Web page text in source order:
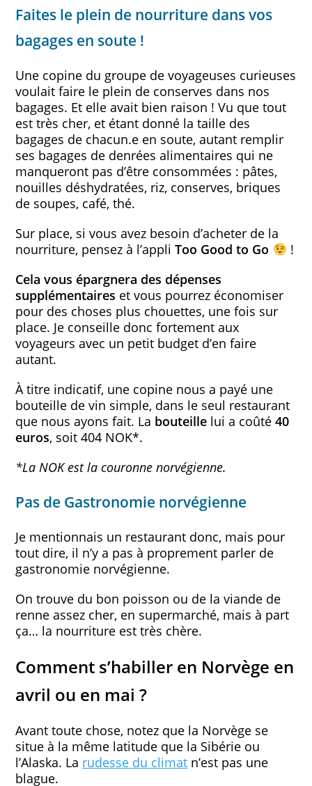
Faites le plein de nourriture dans vos
bagages en soute !
Une copine du groupe de voyageuses curieuses
voulait faire le plein de conserves dans nos
bagages. Et elle avait bien raison ! Vu que tout
est très cher, et étant donné la taille des
bagages de chacun.e en soute, autant remplir
ses bagages de denrées alimentaires qui ne
manqueront pas d’être consommées : pâtes,
nouilles déshydratées, riz, conserves, briques
de soupes, café, thé.
Sur place, si vous avez besoin d’acheter de la
nourriture, pensez à l’appli Too Good to Go
!
Cela vous épargnera des dépenses
supplémentaires et vous pourrez économiser
pour des choses plus chouettes, une fois sur
place. Je conseille donc fortement aux
voyageurs avec un petit budget d’en faire
autant.
À titre indicatif, une copine nous a payé une
bouteille de vin simple, dans le seul restaurant
que nous ayons fait. La bouteille lui a coûté 40
euros, soit 404 NOK*.
*La NOK est la couronne norvégienne.
Pas de Gastronomie norvégienne
Je mentionnais un restaurant donc, mais pour
tout dire, il n’y a pas à proprement parler de
gastronomie norvégienne.
On trouve du bon poisson ou de la viande de
renne assez cher, en supermarché, mais à part
ça… la nourriture est très chère.
Comment s’habiller en Norvège en
avril ou en mai ?
Avant toute chose, notez que la Norvège se
situe à la même latitude que la Sibérie ou
l’Alaska. La rudesse du climat n’est pas une
blague.